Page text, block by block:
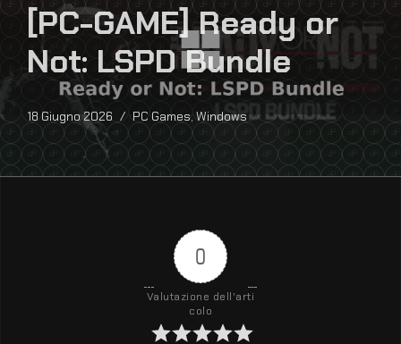
[PC-GAME] Ready or
Not: LSPD Bundle
18 Giugno 2026 PC Games, Windows
0
Valutazione dell'arti
colo